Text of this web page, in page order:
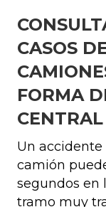
CASOS
FORMA
CENTRAL
Un
camión
segundos en
tramo muy